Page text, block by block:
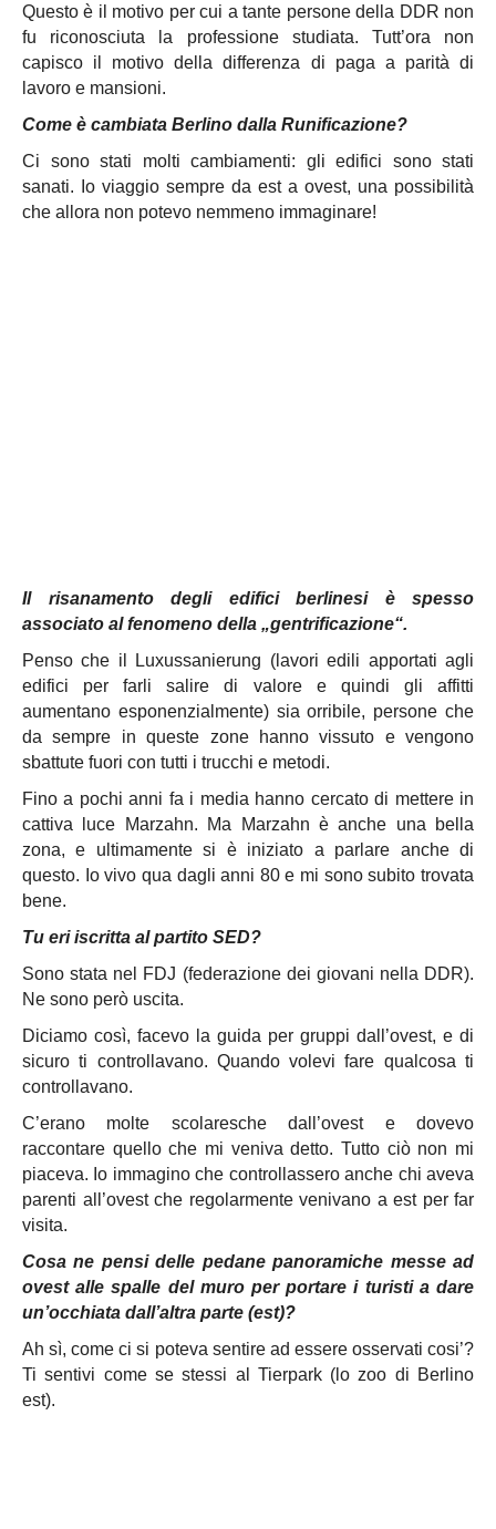
Questo è il motivo per cui a tante persone della DDR non
fu riconosciuta la professione studiata. Tutt’ora non
capisco il motivo della differenza di paga a parità di
lavoro e mansioni.
Come è cambiata Berlino dalla Runificazione?
Ci sono stati molti cambiamenti: gli edifici sono stati
sanati. Io viaggio sempre da est a ovest, una possibilità
che allora non potevo nemmeno immaginare!
Il risanamento degli edifici berlinesi è spesso
associato al fenomeno della „gentrificazione“.
Penso che il Luxussanierung (lavori edili apportati agli
edifici per farli salire di valore e quindi gli affitti
aumentano esponenzialmente) sia orribile, persone che
da sempre in queste zone hanno vissuto e vengono
sbattute fuori con tutti i trucchi e metodi.
Fino a pochi anni fa i media hanno cercato di mettere in
cattiva luce Marzahn. Ma Marzahn è anche una bella
zona, e ultimamente si è iniziato a parlare anche di
questo. Io vivo qua dagli anni 80 e mi sono subito trovata
bene.
Tu eri iscritta al partito SED?
Sono stata nel FDJ (federazione dei giovani nella DDR).
Ne sono però uscita.
Diciamo così, facevo la guida per gruppi dall’ovest, e di
sicuro ti controllavano. Quando volevi fare qualcosa ti
controllavano.
C’erano molte scolaresche dall’ovest e dovevo
raccontare quello che mi veniva detto. Tutto ciò non mi
piaceva. Io immagino che controllassero anche chi aveva
parenti all’ovest che regolarmente venivano a est per far
visita.
Cosa ne pensi delle pedane panoramiche messe ad
ovest alle spalle del muro per portare i turisti a dare
un’occhiata dall’altra parte (est)?
Ah sì, come ci si poteva sentire ad essere osservati cosi’?
Ti sentivi come se stessi al Tierpark (lo zoo di Berlino
est).